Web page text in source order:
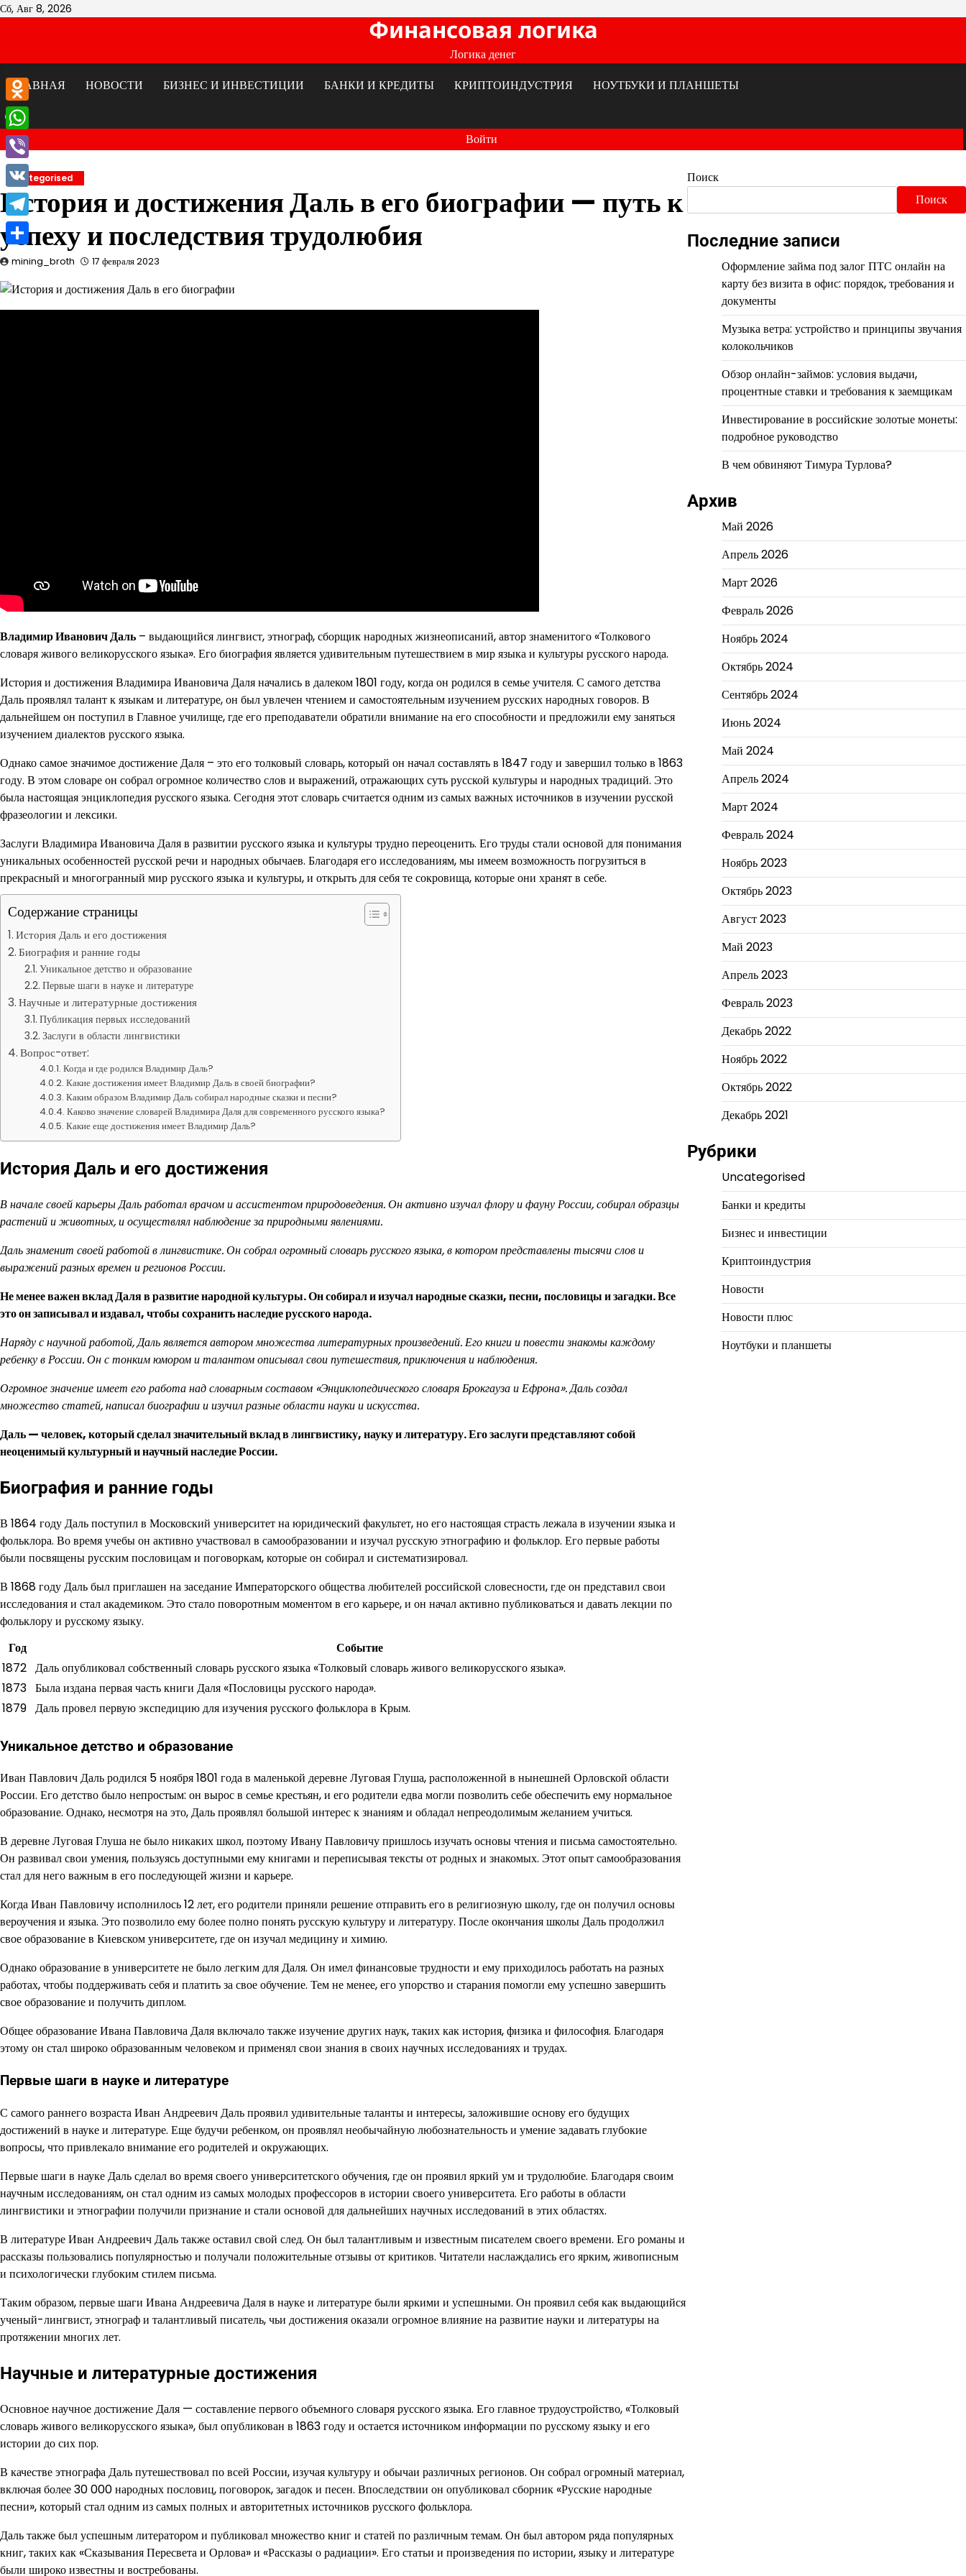
Перейти
Сб, Авг 8, 2026
Финансовая логика
Логика денег
ГЛАВНАЯ
НОВОСТИ БИЗНЕС И ИНВЕСТИЦИИ БАНКИ И КРЕДИТЫ КРИПТОИНДУСТРИЯ НОУТБУКИ И ПЛАНШЕТЫ
Войти
Uncategorised
История и достижения Даль в его биографии — путь к
успеху и последствия трудолюбия
mining_broth 17 февраля 2023
Владимир Иванович Даль – выдающийся лингвист, этнограф, сборщик народных жизнеописаний, автор знаменитого «Толкового
словаря живого великорусского языка». Его биография является удивительным путешествием в мир языка и культуры русского народа.
История и достижения Владимира Ивановича Даля начались в далеком 1801 году, когда он родился в семье учителя. С самого детства
Даль проявлял талант к языкам и литературе, он был увлечен чтением и самостоятельным изучением русских народных говоров. В
дальнейшем он поступил в Главное училище, где его преподаватели обратили внимание на его способности и предложили ему заняться
изучением диалектов русского языка.
Однако самое значимое достижение Даля – это его толковый словарь, который он начал составлять в 1847 году и завершил только в 1863
году. В этом словаре он собрал огромное количество слов и выражений, отражающих суть русской культуры и народных традиций. Это
была настоящая энциклопедия русского языка. Сегодня этот словарь считается одним из самых важных источников в изучении русской
фразеологии и лексики.
Заслуги Владимира Ивановича Даля в развитии русского языка и культуры трудно переоценить. Его труды стали основой для понимания
уникальных особенностей русской речи и народных обычаев. Благодаря его исследованиям, мы имеем возможность погрузиться в
прекрасный и многогранный мир русского языка и культуры, и открыть для себя те сокровища, которые они хранят в себе.
Содержание страницы
История Даль и его достижения
Биография и ранние годы
Уникальное детство и образование
Первые шаги в науке и литературе
Научные и литературные достижения
Публикация первых исследований
Заслуги в области лингвистики
Вопрос-ответ:
Когда и где родился Владимир Даль?
Какие достижения имеет Владимир Даль в своей биографии?
Каким образом Владимир Даль собирал народные сказки и песни?
Каково значение словарей Владимира Даля для современного русского языка?
Какие еще достижения имеет Владимир Даль?
История Даль и его достижения
В начале своей карьеры Даль работал врачом и ассистентом природоведения. Он активно изучал флору и фауну России, собирал образцы
растений и животных, и осуществлял наблюдение за природными явлениями.
Даль знаменит своей работой в лингвистике. Он собрал огромный словарь русского языка, в котором представлены тысячи слов и
выражений разных времен и регионов России.
Не менее важен вклад Даля в развитие народной культуры. Он собирал и изучал народные сказки, песни, пословицы и загадки. Все
это он записывал и издавал, чтобы сохранить наследие русского народа.
Наряду с научной работой, Даль является автором множества литературных произведений. Его книги и повести знакомы каждому
ребенку в России. Он с тонким юмором и талантом описывал свои путешествия, приключения и наблюдения.
Огромное значение имеет его работа над словарным составом «Энциклопедического словаря Брокгауза и Ефрона». Даль создал
множество статей, написал биографии и изучил разные области науки и искусства.
Даль — человек, который сделал значительный вклад в лингвистику, науку и литературу. Его заслуги представляют собой
неоценимый культурный и научный наследие России.
Биография и ранние годы
В 1864 году Даль поступил в Московский университет на юридический факультет, но его настоящая страсть лежала в изучении языка и
фольклора. Во время учебы он активно участвовал в самообразовании и изучал русскую этнографию и фольклор. Его первые работы
были посвящены русским пословицам и поговоркам, которые он собирал и систематизировал.
В 1868 году Даль был приглашен на заседание Императорского общества любителей российской словесности, где он представил свои
исследования и стал академиком. Это стало поворотным моментом в его карьере, и он начал активно публиковаться и давать лекции по
фольклору и русскому языку.
Год
Событие
1872 Даль опубликовал собственный словарь русского языка «Толковый словарь живого великорусского языка».
1873 Была издана первая часть книги Даля «Пословицы русского народа».
1879 Даль провел первую экспедицию для изучения русского фольклора в Крым.
Уникальное детство и образование
Иван Павлович Даль родился 5 ноября 1801 года в маленькой деревне Луговая Глуша, расположенной в нынешней Орловской области
России. Его детство было непростым: он вырос в семье крестьян, и его родители едва могли позволить себе обеспечить ему нормальное
образование. Однако, несмотря на это, Даль проявлял большой интерес к знаниям и обладал непреодолимым желанием учиться.
В деревне Луговая Глуша не было никаких школ, поэтому Ивану Павловичу пришлось изучать основы чтения и письма самостоятельно.
Он развивал свои умения, пользуясь доступными ему книгами и переписывая тексты от родных и знакомых. Этот опыт самообразования
стал для него важным в его последующей жизни и карьере.
Когда Иван Павловичу исполнилось 12 лет, его родители приняли решение отправить его в религиозную школу, где он получил основы
вероучения и языка. Это позволило ему более полно понять русскую культуру и литературу. После окончания школы Даль продолжил
свое образование в Киевском университете, где он изучал медицину и химию.
Однако образование в университете не было легким для Даля. Он имел финансовые трудности и ему приходилось работать на разных
работах, чтобы поддерживать себя и платить за свое обучение. Тем не менее, его упорство и старания помогли ему успешно завершить
свое образование и получить диплом.
Общее образование Ивана Павловича Даля включало также изучение других наук, таких как история, физика и философия. Благодаря
этому он стал широко образованным человеком и применял свои знания в своих научных исследованиях и трудах.
Первые шаги в науке и литературе
С самого раннего возраста Иван Андреевич Даль проявил удивительные таланты и интересы, заложившие основу его будущих
достижений в науке и литературе. Еще будучи ребенком, он проявлял необычайную любознательность и умение задавать глубокие
вопросы, что привлекало внимание его родителей и окружающих.
Первые шаги в науке Даль сделал во время своего университетского обучения, где он проявил яркий ум и трудолюбие. Благодаря своим
научным исследованиям, он стал одним из самых молодых профессоров в истории своего университета. Его работы в области
лингвистики и этнографии получили признание и стали основой для дальнейших научных исследований в этих областях.
В литературе Иван Андреевич Даль также оставил свой след. Он был талантливым и известным писателем своего времени. Его романы и
рассказы пользовались популярностью и получали положительные отзывы от критиков. Читатели наслаждались его ярким, живописным
и психологически глубоким стилем письма.
Таким образом, первые шаги Ивана Андреевича Даля в науке и литературе были яркими и успешными. Он проявил себя как выдающийся
ученый-лингвист, этнограф и талантливый писатель, чьи достижения оказали огромное влияние на развитие науки и литературы на
протяжении многих лет.
Научные и литературные достижения
Основное научное достижение Даля — составление первого объемного словаря русского языка. Его главное трудоустройство, «Толковый
словарь живого великорусского языка», был опубликован в 1863 году и остается источником информации по русскому языку и его
истории до сих пор.
В качестве этнографа Даль путешествовал по всей России, изучая культуру и обычаи различных регионов. Он собрал огромный материал,
включая более 30 000 народных пословиц, поговорок, загадок и песен. Впоследствии он опубликовал сборник «Русские народные
песни», который стал одним из самых полных и авторитетных источников русского фольклора.
Даль также был успешным литератором и публиковал множество книг и статей по различным темам. Он был автором ряда популярных
книг, таких как «Сказывания Пересвета и Орлова» и «Рассказы о радиации». Его статьи и произведения по истории, языку и литературе
были широко известны и востребованы.
Поиск
Поиск
Последние записи
Оформление займа под залог ПТС онлайн на
карту без визита в офис: порядок, требования и
документы
Музыка ветра: устройство и принципы звучания
колокольчиков
Обзор онлайн-займов: условия выдачи,
процентные ставки и требования к заемщикам
Инвестирование в российские золотые монеты:
подробное руководство
В чем обвиняют Тимура Турлова?
Архив
Май 2026
Апрель 2026
Март 2026
Февраль 2026
Ноябрь 2024
Октябрь 2024
Сентябрь 2024
Июнь 2024
Май 2024
Апрель 2024
Март 2024
Февраль 2024
Ноябрь 2023
Октябрь 2023
Август 2023
Май 2023
Апрель 2023
Февраль 2023
Декабрь 2022
Ноябрь 2022
Октябрь 2022
Декабрь 2021
Рубрики
Uncategorised
Банки и кредиты
Бизнес и инвестиции
Криптоиндустрия
Новости
Новости плюс
Ноутбуки и планшеты
Odnoklassniki
WhatsApp
Viber
VK
Telegram
Отправить